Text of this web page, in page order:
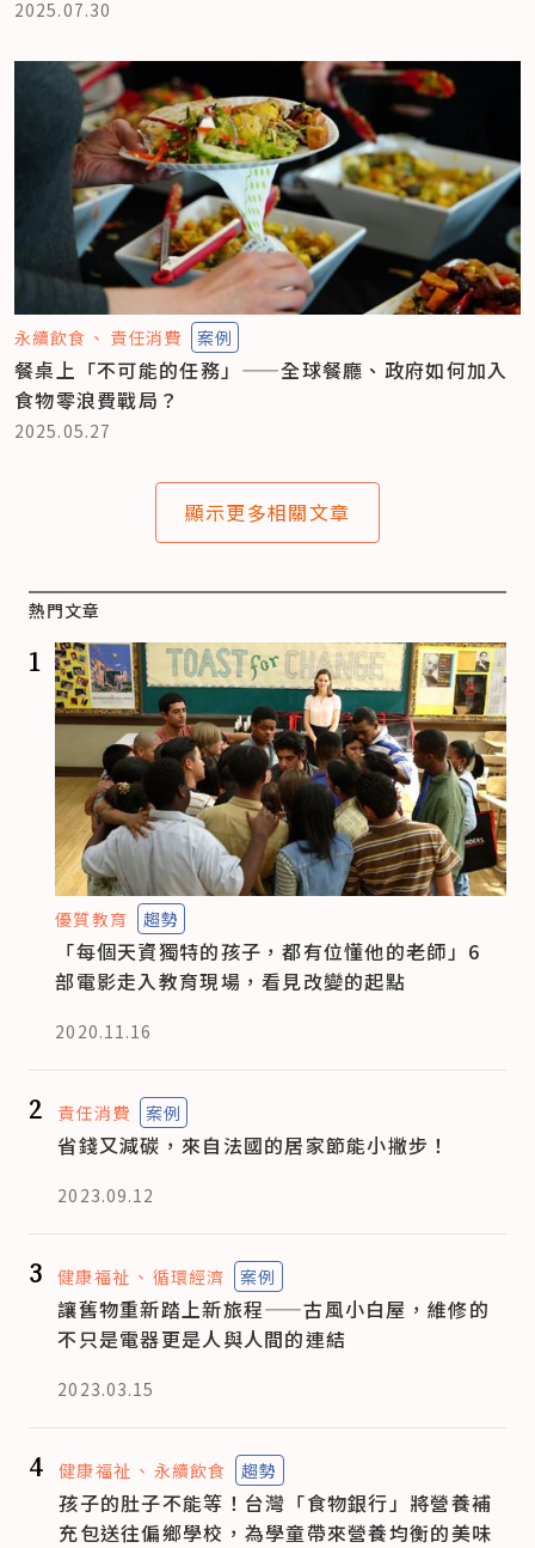
2025.07.30
永續飲食 責任消費 案例
餐桌上「不可能的任務」——全球餐廳、政府如何加入
食物零浪費戰局？
2025.05.27
顯示更多相關文章
熱門文章
1
優質教育 趨勢
「每個天資獨特的孩子，都有位懂他的老師」6
部電影走入教育現場，看見改變的起點
2020.11.16
2 責任消費 案例
省錢又減碳，來自法國的居家節能小撇步！
2023.09.12
3 健康福祉 循環經濟 案例
讓舊物重新踏上新旅程——古風小白屋，維修的
不只是電器更是人與人間的連結
2023.03.15
4 健康福祉 永續飲食 趨勢
孩子的肚子不能等！台灣「食物銀行」將營養補
充包送往偏鄉學校，為學童帶來營養均衡的美味